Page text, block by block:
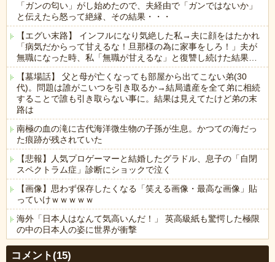
「ガンの匂い」がし始めたので、夫経由で「ガンではないか」
と伝えたら怒って絶縁、その結果・・・
【エグい末路】 インフルになり気絶した私→夫に顔をはたかれ
「病気だからって甘えるな！旦那様の為に家事をしろ！」夫が
無職になった時、私「無職が甘えるな」と復讐し続けた結果…
【墓場話】 父と母が亡くなっても部屋から出てこない弟(30
代)。問題は誰がこいつを引き取るか→結局遺産を全て弟に相続
することで誰も引き取らない事に。結果は見えてたけど弟の末
路は
南極の血の滝に古代海洋微生物の子孫が生息。かつての海だっ
た痕跡が残されていた
【悲報】人気プロゲーマーと結婚したグラドル、息子の「自閉
スペクトラム症」診断にショックで泣く
【画像】思わず保存したくなる「笑える画像・最高な画像」貼
っていけｗｗｗｗｗ
海外「日本人はなんて気高いんだ！」 英高級紙も驚愕した極限
の中の日本人の姿に世界が衝撃
Powered by livedoor 相互RSS
コメント(15)